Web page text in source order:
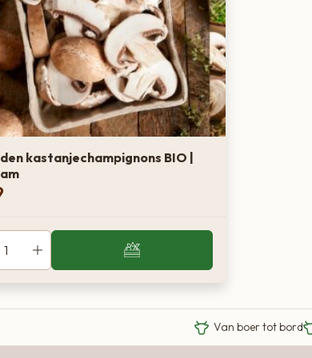
kastanjechampignons BIO |
Van boer tot bord